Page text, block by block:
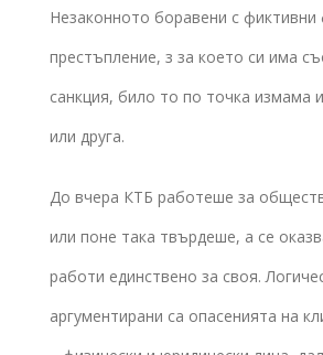
Незаконното боравени с
престъпление, з за което си има
санкция, било то по точка измама
или друга.
До вчера КТБ работеше за
или поне така твърдеше, а се
работи единствено за своя.
аргументирани са опасенията на